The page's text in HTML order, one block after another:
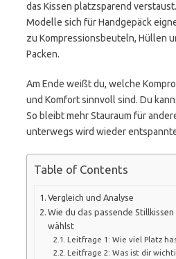
das Kissen platzsparend
Modelle sich für Handgepäck
zu Kompressionsbeuteln, Hüllen
Packen.
Am Ende weißt du, welche
und Komfort sinnvoll sind. Du
So bleibt mehr Stauraum für
unterwegs wird wieder
Table of Contents
Vergleich und Analyse
Wie du das passende
wählst
Leitfrage 1: Wie viel Platz
Leitfrage 2: Was ist dir